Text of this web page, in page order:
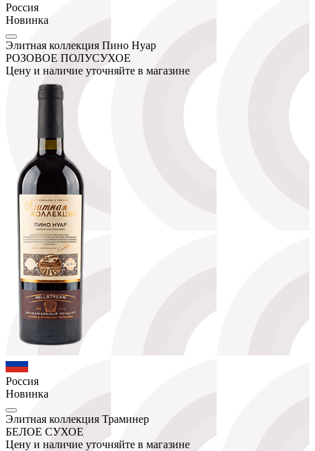
Россия
Новинка
Элитная коллекция Пино Нуар
РОЗОВОЕ ПОЛУСУХОЕ
Цену и наличие уточняйте в магазине
Россия
Новинка
Элитная коллекция Траминер
БЕЛОЕ СУХОЕ
Цену и наличие уточняйте в магазине